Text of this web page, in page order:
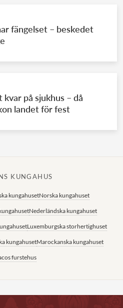
fängelset – beskedet
på sjukhus – då
landet för fest
KUNGAHUS
kungahusetNorska kungahuset
Nederländska kungahuset
Luxemburgska storhertighuset
kungahusetMarockanska kungahuset
furstehus